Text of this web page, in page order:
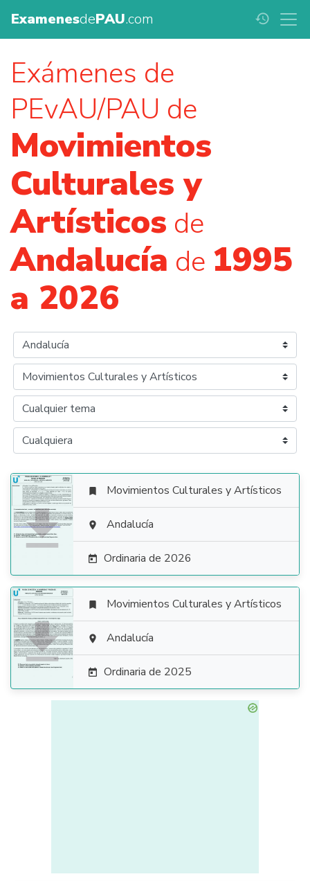
ExamenesdePAU.com history
Exámenes de
PEvAU/PAU de
Movimientos
Culturales y
Artísticos de
Andalucía de 1995
a 2026

 Movimientos Culturales y Artísticos
 Andalucía
 Ordinaria de 2026

 Movimientos Culturales y Artísticos
 Andalucía
 Ordinaria de 2025